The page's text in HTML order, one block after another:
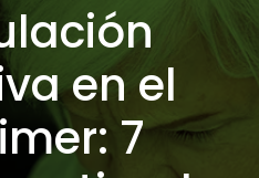
en el
7